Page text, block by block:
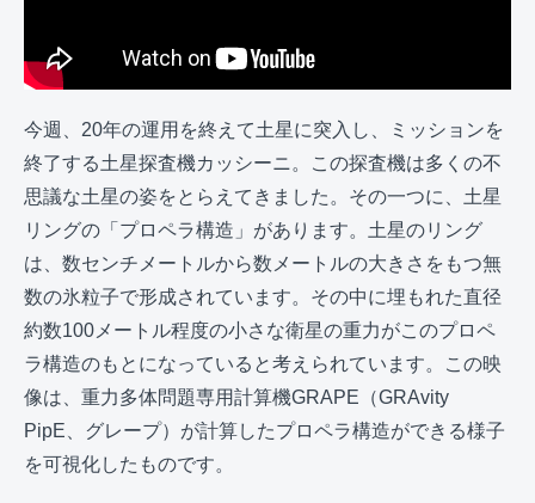
今週、20年の運用を終えて土星に突入し、ミッションを
終了する土星探査機カッシーニ。この探査機は多くの不
思議な土星の姿をとらえてきました。その一つに、土星
リングの「プロペラ構造」があります。土星のリング
は、数センチメートルから数メートルの大きさをもつ無
数の氷粒子で形成されています。その中に埋もれた直径
約数100メートル程度の小さな衛星の重力がこのプロペ
ラ構造のもとになっていると考えられています。この映
像は、重力多体問題専用計算機GRAPE（GRAvity
PipE、グレープ）が計算したプロペラ構造ができる様子
を可視化したものです。